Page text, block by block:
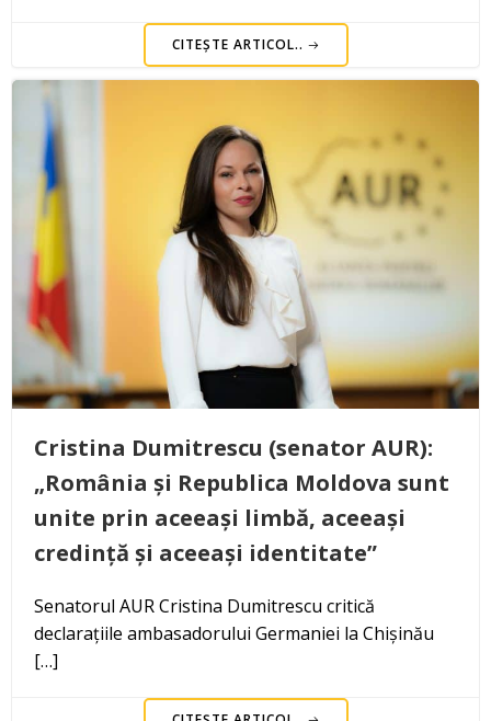
CITEȘTE ARTICOL..
Cristina Dumitrescu (senator AUR):
„România și Republica Moldova sunt
unite prin aceeași limbă, aceeași
credință și aceeași identitate”
Senatorul AUR Cristina Dumitrescu critică
declarațiile ambasadorului Germaniei la Chișinău
[…]